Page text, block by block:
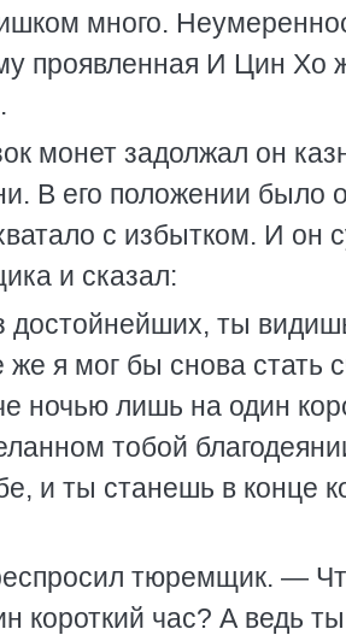
много.
проявленная И Цин Хо
монет задолжал он
В его положении было
с избытком. И он
и сказал:
ты
я мог бы снова стать
ночью лишь на один
тобой
и ты станешь в конце
тюремщик. —
короткий час? А ведь